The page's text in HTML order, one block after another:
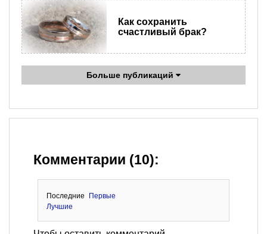
Как сохранить
счастливый брак?
Больше публикаций
Комментарии (10):
Последние
Первые
Лучшие